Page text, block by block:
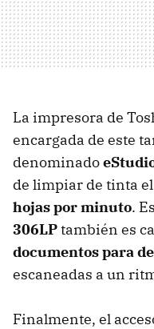
La impresora de
encargada de este
denominado
de limpiar de tinta
hojas por minuto.
306LPtambién es
documentos para
escaneadas a un
Finalmente, el